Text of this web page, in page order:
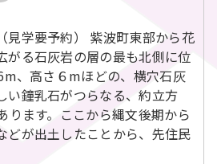
学要予約） 紫波町東部から花
がる石灰岩の層の最も北側に位
、高さ６mほどの、横穴石灰
い鐘乳石がつらなる、約立方
ります。ここから縄文後期から
どが出土したことから、先住民